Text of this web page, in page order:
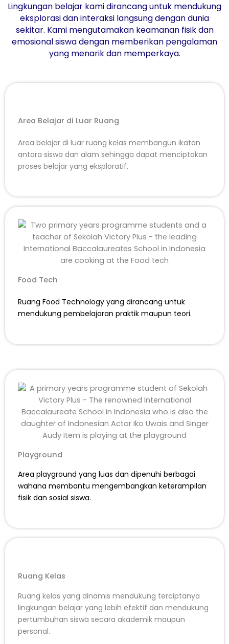
Lingkungan belajar kami dirancang untuk mendukung
eksplorasi dan interaksi langsung dengan dunia
sekitar. Kami mengutamakan keamanan fisik dan
emosional siswa dengan memberikan pengalaman
yang menarik dan memperkaya.
Area Belajar di Luar Ruang
Area belajar di luar ruang kelas membangun ikatan
antara siswa dan alam sehingga dapat menciptakan
proses belajar yang eksploratif.
Food Tech
Ruang Food Technology yang dirancang untuk
mendukung pembelajaran praktik maupun teori.
Playground
Area playground yang luas dan dipenuhi berbagai
wahana membantu mengembangkan keterampilan
fisik dan sosial siswa.
Ruang Kelas
Ruang kelas yang dinamis mendukung terciptanya
lingkungan belajar yang lebih efektif dan mendukung
pertumbuhan siswa secara akademik maupun
personal.